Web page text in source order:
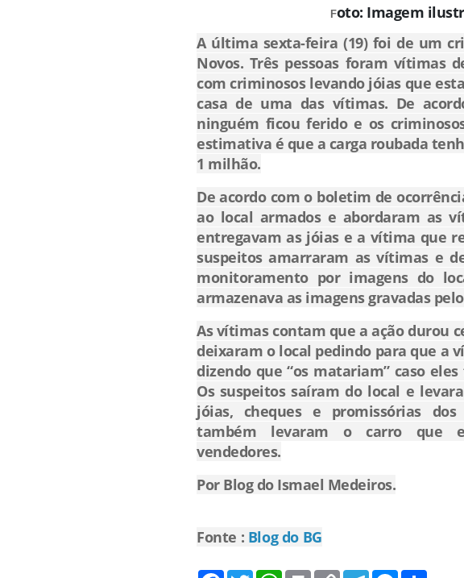
Foto: Imagem
A última sexta-feira (19) foi de um
Novos. Três pessoas foram vítimas
com criminosos levando jóias que
casa de uma das vítimas. De
ninguém ficou ferido e os
estimativa é que a carga roubada
1 milhão.
De acordo com o boletim de
ao local armados e abordaram as
entregavam as jóias e a vítima que
suspeitos amarraram as vítimas e
monitoramento por imagens do
armazenava as imagens gravadas
As vítimas contam que a ação durou
deixaram o local pedindo para que a
dizendo que “os matariam” caso
Os suspeitos saíram do local e
jóias, cheques e promissórias
também levaram o carro que
vendedores.
Por Blog do Ismael Medeiros.
Fonte : Blog do BG